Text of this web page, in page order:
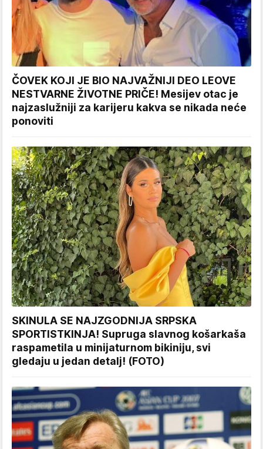
ČOVEK KOJI JE BIO NAJVAŽNIJI DEO LEOVE
NESTVARNE ŽIVOTNE PRIČE! Mesijev otac je
najzaslužniji za karijeru kakva se nikada neće
ponoviti
SKINULA SE NAJZGODNIJA SRPSKA
SPORTISTKINJA! Supruga slavnog košarkaša
raspametila u minijaturnom bikiniju, svi
gledaju u jedan detalj! (FOTO)